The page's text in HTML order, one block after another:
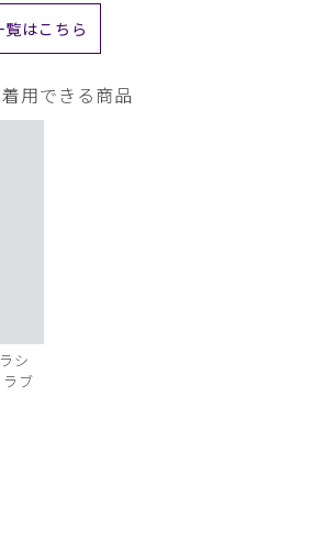
はこちら
用できる商品
シ
ブ